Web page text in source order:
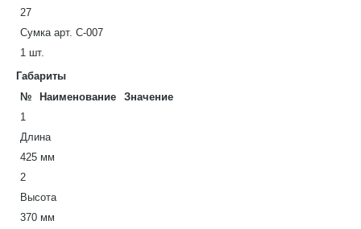
27
Сумка арт. С-007
1 шт.
Габариты
№
Наименование
Значение
1
Длина
425 мм
2
Высота
370 мм